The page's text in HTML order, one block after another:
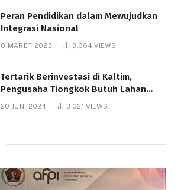
Peran Pendidikan dalam Mewujudkan
Integrasi Nasional
8 MARET 2023 3,364VIEWS
Tertarik Berinvestasi di Kaltim,
Pengusaha Tiongkok Butuh Lahan
20 JUNI 2024 3,321VIEWS